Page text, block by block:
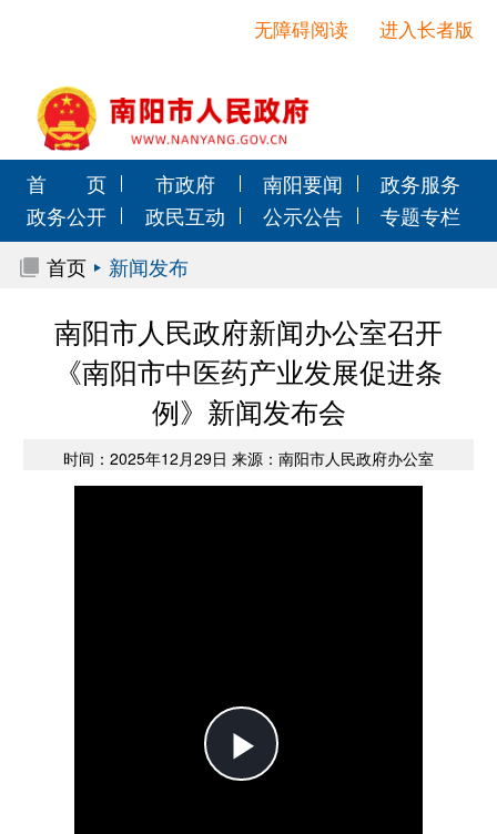
进入长者版
无障碍阅读
首 页 市政府 南阳要闻
政务服务
政务公开
政民互动 公示公告
专题专栏
首页
新闻发布
南阳市人民政府新闻办公室召开
《南阳市中医药产业发展促进条
例》新闻发布会
时间：2025年12月29日 来源：南阳市人民政府办公室